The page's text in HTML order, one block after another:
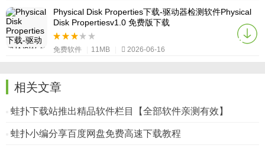
Physical Disk Properties下载-驱动器检测软件Physical
Disk Propertiesv1.0 免费版下载
免费软件 11MB 2026-06-16
相关文章
蛙扑下载站推出精品软件栏目【全部软件亲测有效】
蛙扑小编分享百度网盘免费高速下载教程